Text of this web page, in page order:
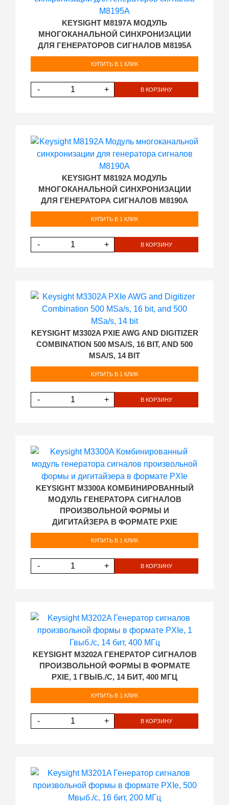
KEYSIGHT M8197A МОДУЛЬ
МНОГОКАНАЛЬНОЙ СИНХРОНИЗАЦИИ
ДЛЯ ГЕНЕРАТОРОВ СИГНАЛОВ M8195A
КУПИТЬ В 1 КЛИК
- + В КОРЗИНУ
KEYSIGHT M8192A МОДУЛЬ
МНОГОКАНАЛЬНОЙ СИНХРОНИЗАЦИИ
ДЛЯ ГЕНЕРАТОРА СИГНАЛОВ M8190A
КУПИТЬ В 1 КЛИК
- + В КОРЗИНУ
KEYSIGHT M3302A PXIE AWG AND DIGITIZER
COMBINATION 500 MSA/S, 16 BIT, AND 500
MSA/S, 14 BIT
КУПИТЬ В 1 КЛИК
- + В КОРЗИНУ
KEYSIGHT M3300A КОМБИНИРОВАННЫЙ
МОДУЛЬ ГЕНЕРАТОРА СИГНАЛОВ
ПРОИЗВОЛЬНОЙ ФОРМЫ И
ДИГИТАЙЗЕРА В ФОРМАТЕ PXIE
КУПИТЬ В 1 КЛИК
- + В КОРЗИНУ
KEYSIGHT M3202A ГЕНЕРАТОР СИГНАЛОВ
ПРОИЗВОЛЬНОЙ ФОРМЫ В ФОРМАТЕ
PXIE, 1 ГВЫБ./С, 14 БИТ, 400 МГЦ
КУПИТЬ В 1 КЛИК
- + В КОРЗИНУ